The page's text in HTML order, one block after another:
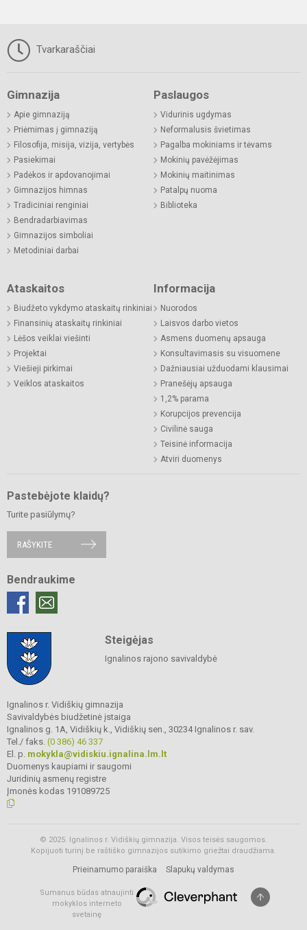
Tvarkaraščiai
Gimnazija
Apie gimnaziją
Priėmimas į gimnaziją
Filosofija, misija, vizija, vertybės
Pasiekimai
Padėkos ir apdovanojimai
Gimnazijos himnas
Tradiciniai renginiai
Bendradarbiavimas
Gimnazijos simboliai
Metodiniai darbai
Paslaugos
Vidurinis ugdymas
Neformalusis švietimas
Pagalba mokiniams ir tėvams
Mokinių pavėžėjimas
Mokinių maitinimas
Patalpų nuoma
Biblioteka
Ataskaitos
Biudžeto vykdymo ataskaitų rinkiniai
Finansinių ataskaitų rinkiniai
Lėšos veiklai viešinti
Projektai
Viešieji pirkimai
Veiklos ataskaitos
Informacija
Nuorodos
Laisvos darbo vietos
Asmens duomenų apsauga
Konsultavimasis su visuomene
Dažniausiai užduodami klausimai
Pranešėjų apsauga
1,2% parama
Korupcijos prevencija
Civilinė sauga
Teisinė informacija
Atviri duomenys
Pastebėjote klaidų?
Turite pasiūlymų?
RAŠYKITE
Bendraukime
Steigėjas
Ignalinos rajono savivaldybė
Ignalinos r. Vidiškių gimnazija
Savivaldybės biudžetinė įstaiga
Ignalinos g. 1A, Vidiškių k., Vidiškių sen., 30234 Ignalinos r. sav.
Tel./ faks. (0 386) 46 337
El. p. mokykla@vidiskiu.ignalina.lm.lt
Duomenys kaupiami ir saugomi
Juridinių asmenų registre
Įmonės kodas 191089725
© 2025. Ignalinos r. Vidiškių gimnazija. Visos teisės saugomos.
Kopijuoti turinį be raštiško gimnazijos sutikimo griežtai draudžiama.
Prieinamumo paraiška Slapukų valdymas
Sumanus būdas atnaujinti
mokyklos interneto
svetainę